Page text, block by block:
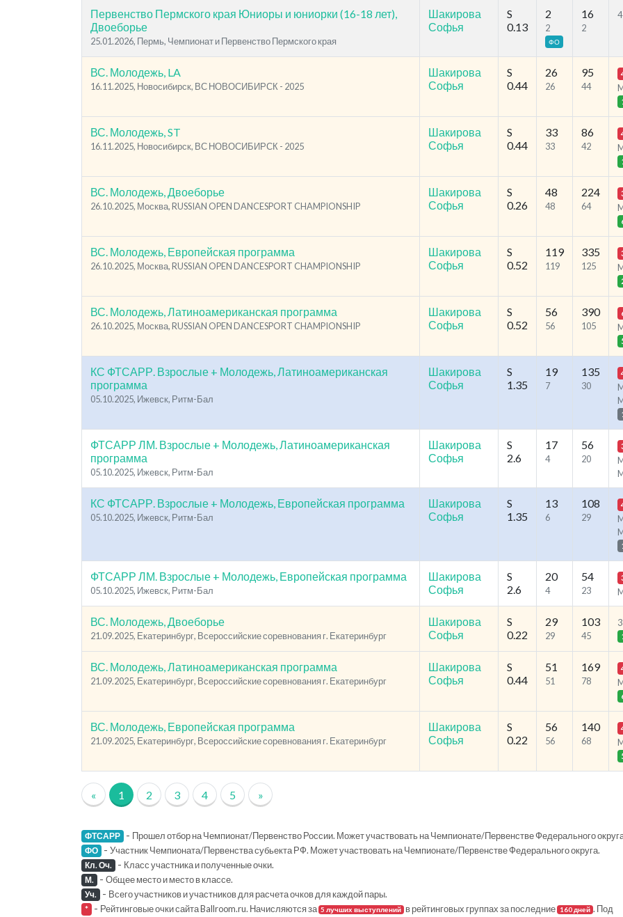
Первенство Пермского края Юниоры и юниорки (16-18 лет),
Двоеборье
25.01.2026, Пермь, Чемпионат и Первенство Пермского края
Шакирова
Софья
S
0.13
2
2
ФО
16
2
ВС. Молодежь, LA
16.11.2025, Новосибирск, ВС НОВОСИБИРСК - 2025
Шакирова
Софья
S
0.44
26
26
95
44
ВС. Молодежь, ST
16.11.2025, Новосибирск, ВС НОВОСИБИРСК - 2025
Шакирова
Софья
S
0.44
33
33
86
42
ВС. Молодежь, Двоеборье
26.10.2025, Москва, RUSSIAN OPEN DANCESPORT CHAMPIONSHIP
Шакирова
Софья
S
0.26
48
48
224
64
ВС. Молодежь, Европейская программа
26.10.2025, Москва, RUSSIAN OPEN DANCESPORT CHAMPIONSHIP
Шакирова
Софья
S
0.52
119
119
335
125
ВС. Молодежь, Латиноамериканская программа
26.10.2025, Москва, RUSSIAN OPEN DANCESPORT CHAMPIONSHIP
Шакирова
Софья
S
0.52
56
56
390
105
КС ФТСАРР. Взрослые + Молодежь, Латиноамериканская
программа
05.10.2025, Ижевск, Ритм-Бал
Шакирова
Софья
S
1.35
19
7
135
30
ФТСАРР ЛМ. Взрослые + Молодежь, Латиноамериканская
программа
05.10.2025, Ижевск, Ритм-Бал
Шакирова
Софья
S
2.6
17
4
56
20
КС ФТСАРР. Взрослые + Молодежь, Европейская программа
05.10.2025, Ижевск, Ритм-Бал
Шакирова
Софья
S
1.35
13
6
108
29
ФТСАРР ЛМ. Взрослые + Молодежь, Европейская программа
05.10.2025, Ижевск, Ритм-Бал
Шакирова
Софья
S
2.6
20
4
54
23
ВС. Молодежь, Двоеборье
21.09.2025, Екатеринбург, Всероссийские соревнования г. Екатеринбург
Шакирова
Софья
S
0.22
29
29
103
45
ВС. Молодежь, Латиноамериканская программа
21.09.2025, Екатеринбург, Всероссийские соревнования г. Екатеринбург
Шакирова
Софья
S
0.44
51
51
169
78
ВС. Молодежь, Европейская программа
21.09.2025, Екатеринбург, Всероссийские соревнования г. Екатеринбург
Шакирова
Софья
S
0.22
56
56
140
68
« 1 2 3 4 5 »
ФТСАРР - Прошел отбор на Чемпионат/Первенство России. Может участвовать на Чемпионате/Первенстве Федерального
ФО - Участник Чемпионата/Первенства субьекта РФ. Может участвовать на Чемпионате/Первенстве Федерального округа.
Кл. Оч. - Класс участника и полученные очки.
М. - Общее место и место в классе.
Уч. - Всего участников и участников для расчета очков для каждой пары.
* - Рейтинговые очки сайта Ballroom.ru. Начисляются за 5 лучших выступлений в рейтинговых группах за последние 160 дней . Под